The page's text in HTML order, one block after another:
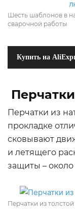
Шесть шаблонов в
сварочной работы
Купить на
Перчатки из
прокладке
сковывают
и летящего
защиты –
Перчатки из